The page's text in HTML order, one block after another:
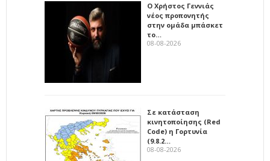
Ο Χρήστος Γεννιάς
νέος προπονητής
στην ομάδα μπάσκετ
το…
08-08-2026
Σε κατάσταση
κινητοποίησης (Red
Code) η Γορτυνία
(9.8.2…
08-08-2026